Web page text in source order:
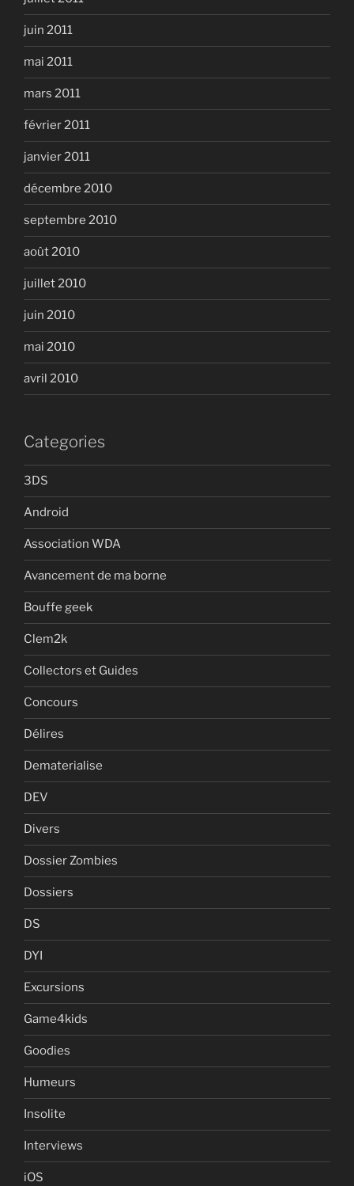
juin 2011
mai 2011
mars 2011
février 2011
janvier 2011
décembre 2010
septembre 2010
août 2010
juillet 2010
juin 2010
mai 2010
avril 2010
Categories
3DS
Android
Association WDA
Avancement de ma borne
Bouffe geek
Clem2k
Collectors et Guides
Concours
Délires
Dematerialise
DEV
Divers
Dossier Zombies
Dossiers
DS
DYI
Excursions
Game4kids
Goodies
Humeurs
Insolite
Interviews
iOS